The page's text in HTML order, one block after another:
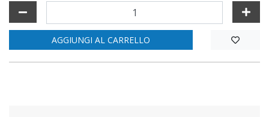
AGGIUNGI AL CARRELLO